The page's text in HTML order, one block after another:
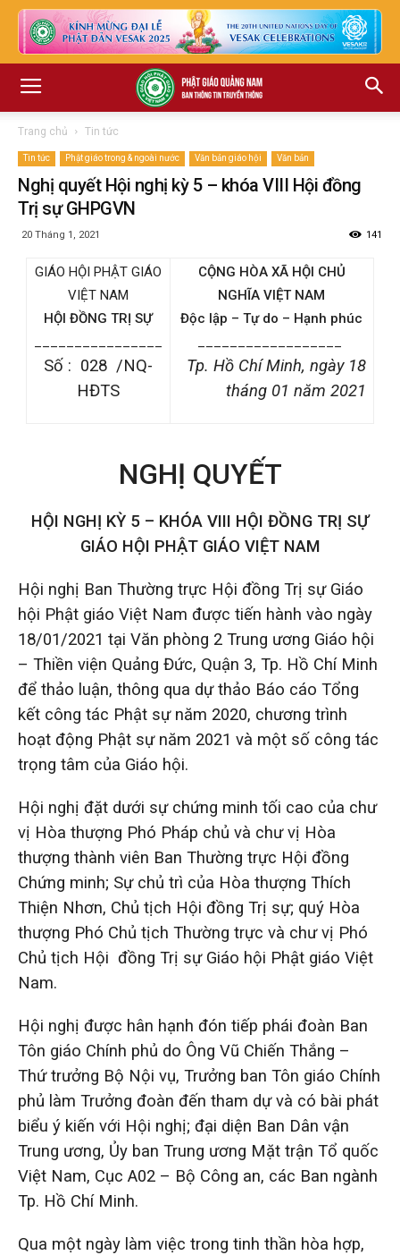
Trang chủ Tin tức
Tin tức Phật giáo trong & ngoài nước Văn bản giáo hội Văn bản
Nghị quyết Hội nghị kỳ 5 – khóa VIII Hội đồng
Trị sự GHPGVN
20 Tháng 1, 2021 141
GIÁO HỘI PHẬT GIÁO
VIỆT NAM
HỘI ĐỒNG TRỊ SỰ
Số : 028 /NQ-
HĐTS
CỘNG HÒA XÃ HỘI CHỦ
NGHĨA VIỆT NAM
Độc lập – Tự do – Hạnh phúc
Tp. Hồ Chí Minh, ngày 18
tháng 01 năm 2021
NGHỊ QUYẾT
HỘI NGHỊ KỲ 5 – KHÓA VIII HỘI ĐỒNG TRỊ SỰ
GIÁO HỘI PHẬT GIÁO VIỆT NAM
Hội nghị Ban Thường trực Hội đồng Trị sự Giáo
hội Phật giáo Việt Nam được tiến hành vào ngày
18/01/2021 tại Văn phòng 2 Trung ương Giáo hội
– Thiền viện Quảng Đức, Quận 3, Tp. Hồ Chí Minh
để thảo luận, thông qua dự thảo Báo cáo Tổng
kết công tác Phật sự năm 2020, chương trình
hoạt động Phật sự năm 2021 và một số công tác
trọng tâm của Giáo hội.
Hội nghị đặt dưới sự chứng minh tối cao của chư
vị Hòa thượng Phó Pháp chủ và chư vị Hòa
thượng thành viên Ban Thường trực Hội đồng
Chứng minh; Sự chủ trì của Hòa thượng Thích
Thiện Nhơn, Chủ tịch Hội đồng Trị sự; quý Hòa
thượng Phó Chủ tịch Thường trực và chư vị Phó
Chủ tịch Hội đồng Trị sự Giáo hội Phật giáo Việt
Nam.
Hội nghị được hân hạnh đón tiếp phái đoàn Ban
Tôn giáo Chính phủ do Ông Vũ Chiến Thắng –
Thứ trưởng Bộ Nội vụ, Trưởng ban Tôn giáo Chính
phủ làm Trưởng đoàn đến tham dự và có bài phát
biểu ý kiến với Hội nghị; đại diện Ban Dân vận
Trung ương, Ủy ban Trung ương Mặt trận Tổ quốc
Việt Nam, Cục A02 – Bộ Công an, các Ban ngành
Tp. Hồ Chí Minh.
Qua một ngày làm việc trong tinh thần hòa hợp,